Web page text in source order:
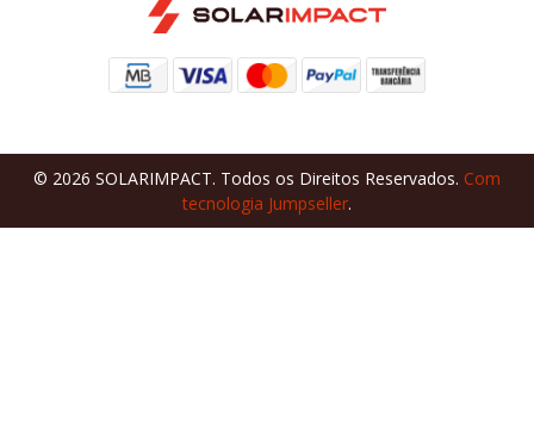
© 2026 SOLARIMPACT. Todos os Direitos Reservados. Com
tecnologia Jumpseller.